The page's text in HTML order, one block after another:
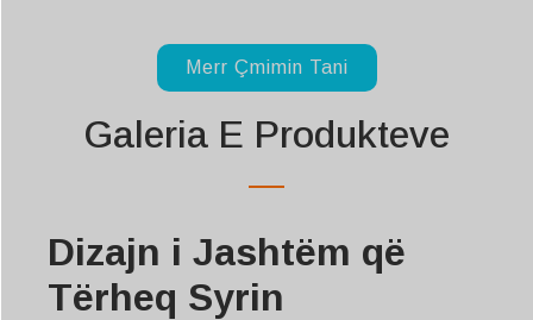
Merr Çmimin Tani
Galeria E Produkteve
Dizajn i Jashtëm që
Tërheq Syrin